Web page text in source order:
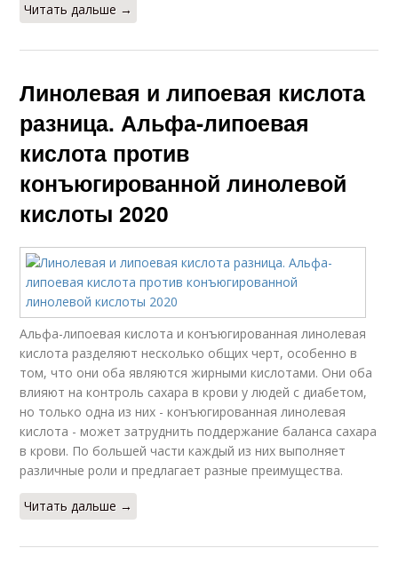
Читать дальше →
Линолевая и липоевая кислота
разница. Альфа-липоевая
кислота против
конъюгированной линолевой
кислоты 2020
Альфа-липоевая кислота и конъюгированная линолевая
кислота разделяют несколько общих черт, особенно в
том, что они оба являются жирными кислотами. Они оба
влияют на контроль сахара в крови у людей с диабетом,
но только одна из них - конъюгированная линолевая
кислота - может затруднить поддержание баланса сахара
в крови. По большей части каждый из них выполняет
различные роли и предлагает разные преимущества.
Читать дальше →